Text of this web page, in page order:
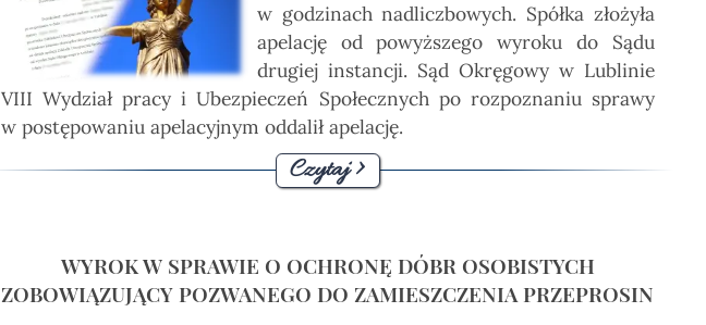
w godzinach nadliczbowych. Spółka złożyła
apelację od powyższego wyroku do Sądu
drugiej instancji. Sąd Okręgowy w Lublinie
VIII Wydział pracy i Ubezpieczeń Społecznych po rozpoznaniu sprawy
w postępowaniu apelacyjnym oddalił apelację.
Czytaj >
WYROK W SPRAWIE O OCHRONĘ DÓBR OSOBISTYCH
ZOBOWIĄZUJĄCY POZWANEGO DO ZAMIESZCZENIA PRZEPROSIN